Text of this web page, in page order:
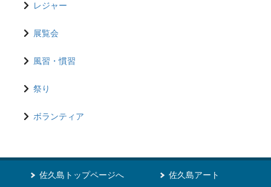
レジャー
展覧会
風習・慣習
祭り
ボランティア
佐久島トップページへ 佐久島アート